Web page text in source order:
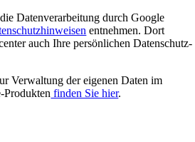
Datenverarbeitung durch Google
entnehmen. Dort
auch Ihre persönlichen Datenschutz-
Verwaltung der eigenen Daten im
Produkten finden Sie hier.